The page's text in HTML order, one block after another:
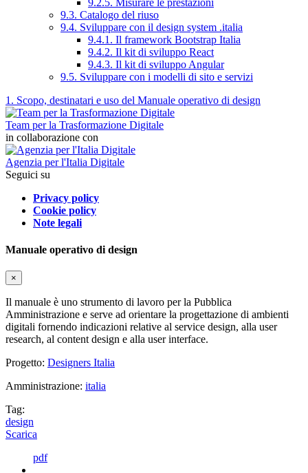
9.3. Catalogo del riuso
9.4. Sviluppare con il design system .italia
9.4.1. Il framework Bootstrap Italia
9.4.2. Il kit di sviluppo React
9.4.3. Il kit di sviluppo Angular
9.5. Sviluppare con i modelli di sito e servizi
1. Scopo, destinatari e uso del Manuale operativo di design
Team per la Trasformazione Digitale
in collaborazione con
Agenzia per l'Italia Digitale
Seguici su
Privacy policy
Cookie policy
Note legali
Manuale operativo di design
×
Il manuale è uno strumento di lavoro per la Pubblica
Amministrazione e serve ad orientare la progettazione di ambienti
digitali fornendo indicazioni relative al service design, alla user
research, al content design e alla user interface.
Progetto: Designers Italia
Amministrazione: italia
Tag:
design
Scarica
pdf